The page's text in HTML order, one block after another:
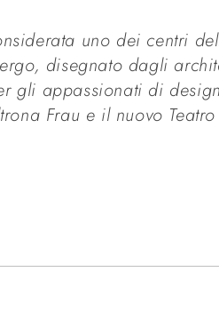
uno dei centri
disegnato dagli
gli appassionati di
Frau e il nuovo